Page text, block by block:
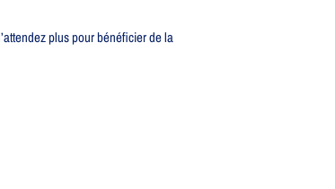
plus pour bénéficier de la